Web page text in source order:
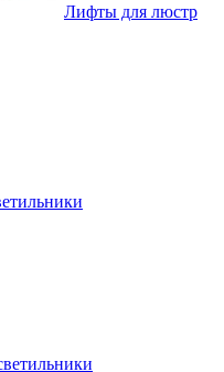
Лифты для люстр